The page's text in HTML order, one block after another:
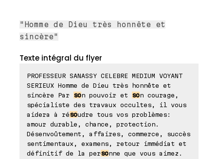
"Homme de Dieu très honnête et
sincère"
Texte intégral du flyer
PROFESSEUR SANASSY CELEBRE MEDIUM VOYANT
SERIEUX Homme de Dieu très honnête et
sincère Par son pouvoir et son courage,
spécialiste des travaux occultes, il vous
aidera à résoudre tous vos problèmes:
amour durable, chance, protection.
Désenvoûtement, affaires, commerce, succès
sentimentaux, examens, retour immédiat et
définitif de la personne que vous aimez.